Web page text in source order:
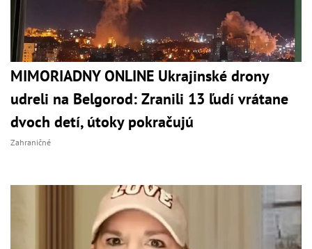
MIMORIADNY ONLINE Ukrajinské drony
udreli na Belgorod: Zranili 13 ľudí vrátane
dvoch detí, útoky pokračujú
Zahraničné